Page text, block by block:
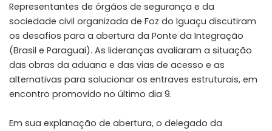
Representantes de órgãos de segurança e da
sociedade civil organizada de Foz do Iguaçu discutiram
os desafios para a abertura da Ponte da Integração
(Brasil e Paraguai). As lideranças avaliaram a situação
das obras da aduana e das vias de acesso e as
alternativas para solucionar os entraves estruturais, em
encontro promovido no último dia 9.
Em sua explanação de abertura, o delegado da